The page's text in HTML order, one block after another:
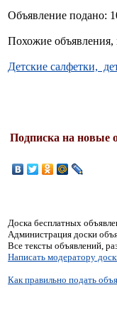
Объявление подано:
Похожие объявления,
Детские салфетки,
Подписка на новые
Доска бесплатных
Администрация доски
Все тексты объявлений,
Написать модератору
Как правильно подать